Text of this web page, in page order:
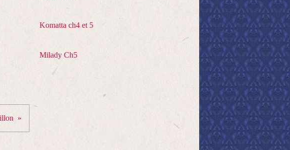
Komatta ch4 et 5
Milady Ch5